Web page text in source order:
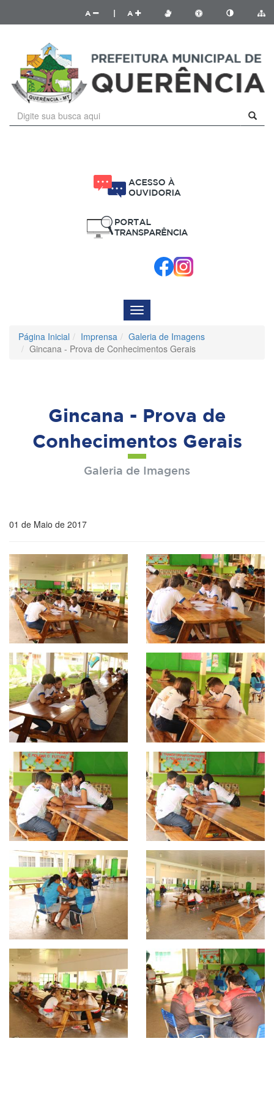
A A
Menu
de
Navegação
Página Inicial Imprensa
Galeria de Imagens
Gincana - Prova de Conhecimentos Gerais
Gincana - Prova de
Conhecimentos Gerais
Galeria de Imagens
01 de Maio de 2017